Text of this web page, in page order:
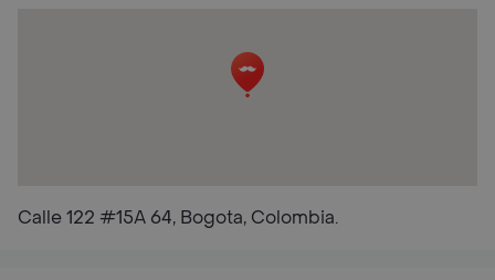
Calle 122 #15A 64, Bogota, Colombia.